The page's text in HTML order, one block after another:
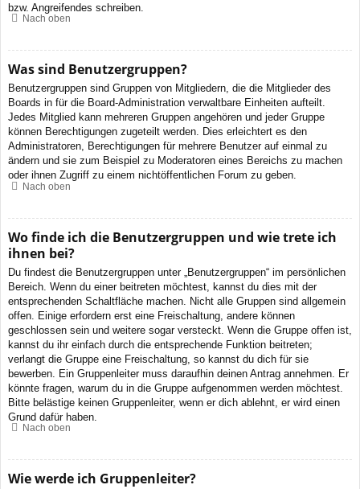
bzw. Angreifendes schreiben.
Nach oben
Was sind Benutzergruppen?
Benutzergruppen sind Gruppen von Mitgliedern, die die Mitglieder des
Boards in für die Board-Administration verwaltbare Einheiten aufteilt.
Jedes Mitglied kann mehreren Gruppen angehören und jeder Gruppe
können Berechtigungen zugeteilt werden. Dies erleichtert es den
Administratoren, Berechtigungen für mehrere Benutzer auf einmal zu
ändern und sie zum Beispiel zu Moderatoren eines Bereichs zu machen
oder ihnen Zugriff zu einem nichtöffentlichen Forum zu geben.
Nach oben
Wo finde ich die Benutzergruppen und wie trete ich
ihnen bei?
Du findest die Benutzergruppen unter „Benutzergruppen“ im persönlichen
Bereich. Wenn du einer beitreten möchtest, kannst du dies mit der
entsprechenden Schaltfläche machen. Nicht alle Gruppen sind allgemein
offen. Einige erfordern erst eine Freischaltung, andere können
geschlossen sein und weitere sogar versteckt. Wenn die Gruppe offen ist,
kannst du ihr einfach durch die entsprechende Funktion beitreten;
verlangt die Gruppe eine Freischaltung, so kannst du dich für sie
bewerben. Ein Gruppenleiter muss daraufhin deinen Antrag annehmen. Er
könnte fragen, warum du in die Gruppe aufgenommen werden möchtest.
Bitte belästige keinen Gruppenleiter, wenn er dich ablehnt, er wird einen
Grund dafür haben.
Nach oben
Wie werde ich Gruppenleiter?